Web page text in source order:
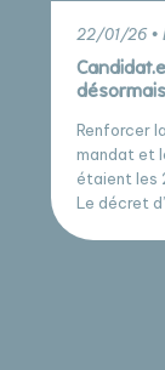
22/01/26 •
Renforcer
mandat et
étaient les
Le décret